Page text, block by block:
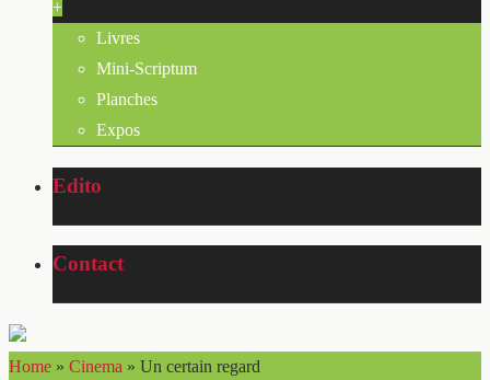
+
Livres
Mini-Scriptum
Planches
Expos
Edito
Contact
Home » Cinema » Un certain regard